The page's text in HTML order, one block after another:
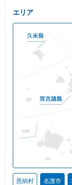
エリア
恩納村 名護市